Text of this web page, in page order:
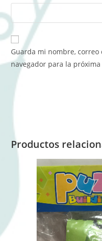
Guarda mi nombre,
navegador para la
Productos